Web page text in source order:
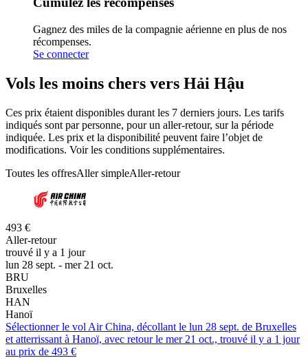
Gagnez des miles de la compagnie aérienne en plus de nos
récompenses.
Se connecter
Vols les moins chers vers Hải Hậu
Ces prix étaient disponibles durant les 7 derniers jours. Les tarifs
indiqués sont par personne, pour un aller-retour, sur la période
indiquée. Les prix et la disponibilité peuvent faire l’objet de
modifications. Voir les conditions supplémentaires.
Toutes les offresAller simpleAller-retour
493 €
Aller-retour
trouvé il y a 1 jour
lun 28 sept. - mer 21 oct.
BRU
Bruxelles
HAN
Hanoï
Sélectionner le vol Air China, décollant le lun 28 sept. de Bruxelles
et atterrissant à Hanoï, avec retour le mer 21 oct., trouvé il y a 1 jour
au prix de 493 €